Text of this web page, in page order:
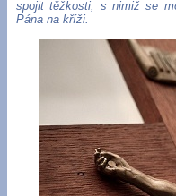
spojit těžkosti, s nimiž se
Pána na kříži.